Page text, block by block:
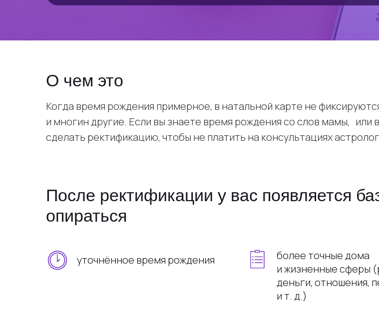
О чем это
Когда время рождения примерное, в натальной карте не
и многин другие. Если вы знаете время рождения со слов мамы, или
сделать ректификацию, чтобы не платить на консультациях
После ректификации у вас появляется
опираться
уточнённое время рождения
более точные дома
и жизненные сферы
деньги, отношения,
и т. д.)